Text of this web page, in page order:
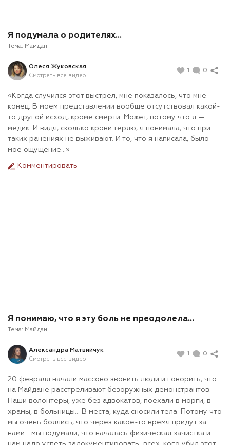
Я подумала о родителях…
Тема: Майдан
Олеся Жуковская
Смотреть все видео
1 0
«Когда случился этот выстрел, мне показалось, что мне
конец. В моем представлении вообще отсутствовал какой-
то другой исход, кроме смерти. Может, потому что я —
медик. И видя, сколько крови теряю, я понимала, что при
таких ранениях не выживают. И то, что я написала, было
мое ощущение…»
Комментировать
Я понимаю, что я эту боль не преодолела…
Тема: Майдан
Александра Матвийчук
Смотреть все видео
1 0
20 февраля начали массово звонить люди и говорить, что
на Майдане расстреливают безоружных демонстрантов.
Наши волонтеры, уже без адвокатов, поехали в морги, в
храмы, в больницы... В места, куда сносили тела. Потому что
мы очень боялись, что через какое-то время придут за
нами... мы подумали, что началась физическая зачистка и